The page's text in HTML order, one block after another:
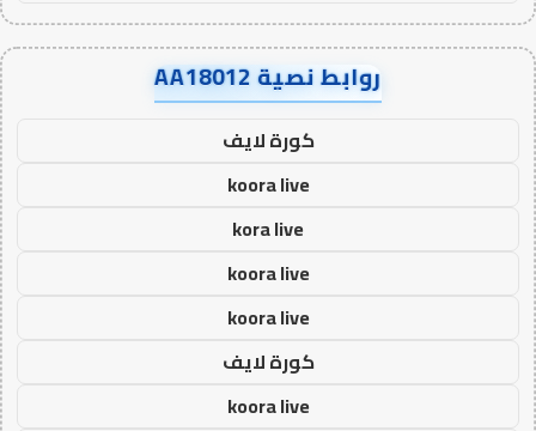
روابط نصية AA18012
كورة لايف
koora live
kora live
koora live
koora live
كورة لايف
koora live